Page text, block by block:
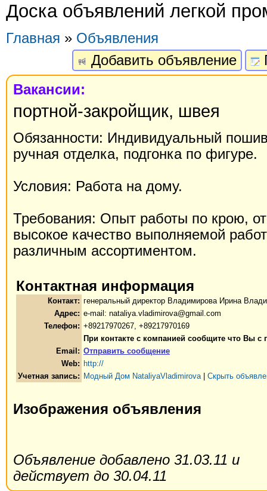
Доска объявлений легкой
Главная » Объявления
Добавить объявление
Вакансии:
портной-закройщик, швея
Обязанности: Индивидуальный
ручная отделка, подгонка по фигуре.
Условия: Работа на дому.
Требования: Опыт работы по крою,
высокое качество выполняемой
различным ассортиментом.
Контактная информация
Контакт: генеральный директор Владимирова Ирина
Адрес: e-mail: nataliya.vladimirova@gmail.com
Телефон: +89217970267, +89217970169
При контакте с компанией сообщите что Вы с
Email: Отправить сообщение
Web: http://
Учетная запись: Модный Дом NataliyaVladimirova| Скрыть
Изображения объявления
Объявление добавлено 31.03.11 и
действует до 30.04.11